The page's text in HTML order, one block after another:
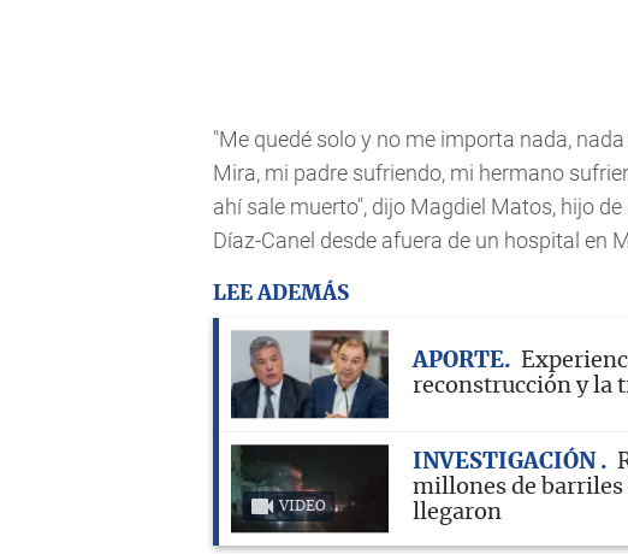
"Me quedé solo y no me importa nada,
Mira, mi padre sufriendo, mi hermano
ahí sale muerto", dijo Magdiel Matos, hijo
Díaz-Canel desde afuera de un hospital en
LEE ADEMÁS
APORTE
reconstrucción y la
VIDEO
INVESTIGACIÓN
millones de barriles
llegaron